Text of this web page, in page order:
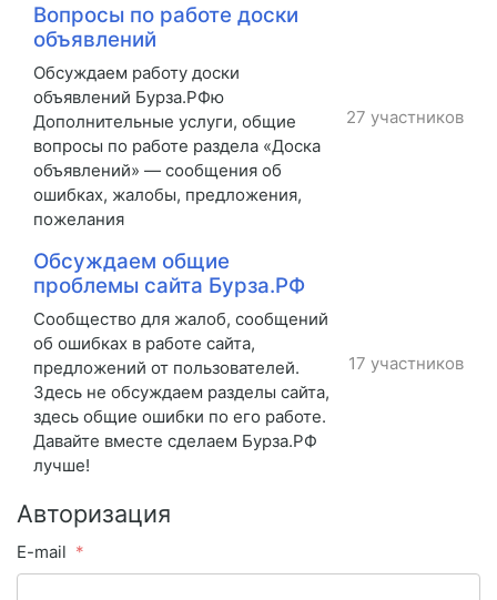
Вопросы по работе доски
объявлений
Обсуждаем работу доски
объявлений Бурза.РФю
Дополнительные услуги, общие
вопросы по работе раздела «Доска
объявлений» — сообщения об
ошибках, жалобы, предложения,
пожелания
27 участников
Обсуждаем общие
проблемы сайта Бурза.РФ
Сообщество для жалоб, сообщений
об ошибках в работе сайта,
предложений от пользователей.
Здесь не обсуждаем разделы сайта,
здесь общие ошибки по его работе.
Давайте вместе сделаем Бурза.РФ
лучше!
17 участников
Авторизация
E-mail